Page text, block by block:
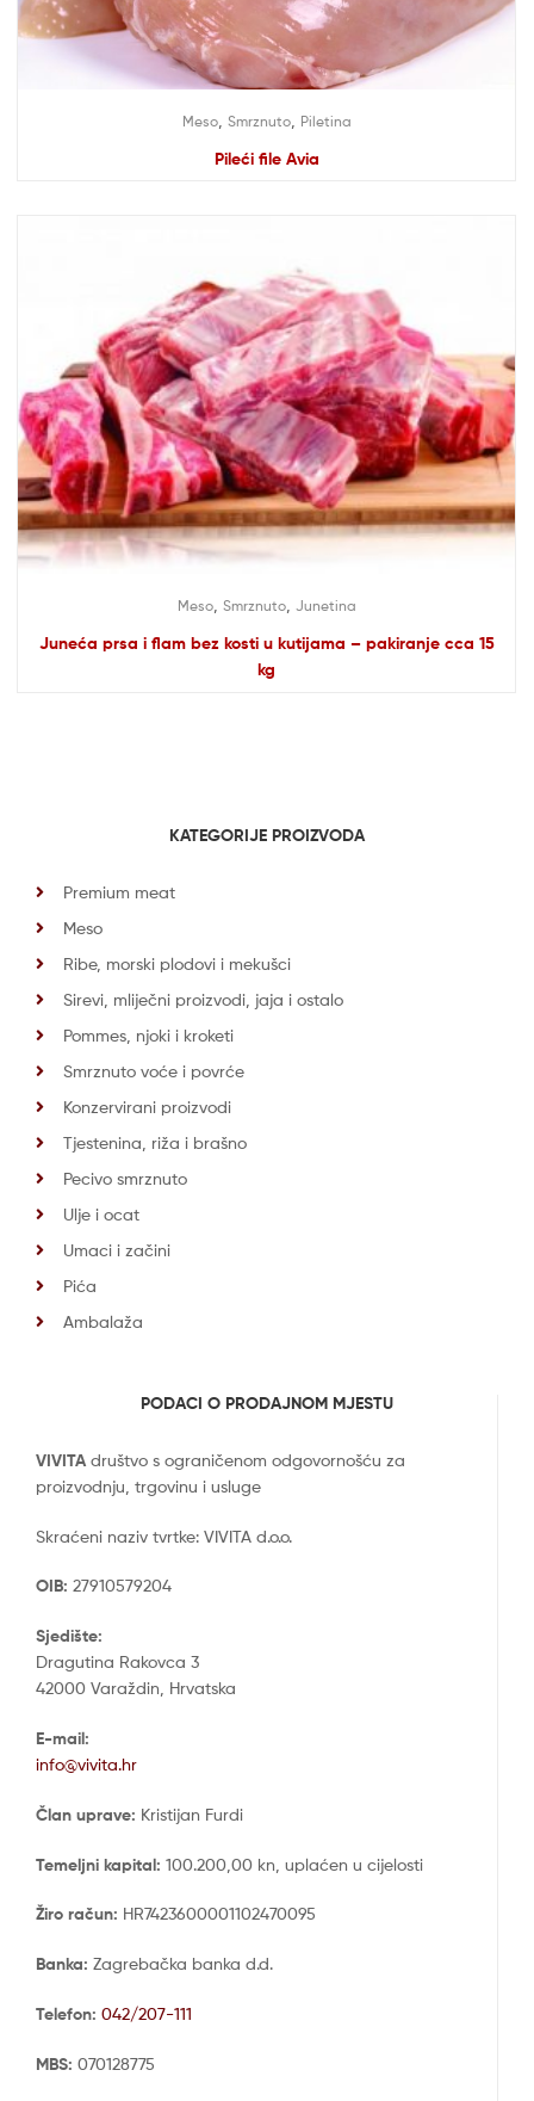
Meso, Smrznuto, Piletina
Pileći file Avia
Meso, Smrznuto, Junetina
Juneća prsa i flam bez kosti u kutijama – pakiranje cca 15
kg
KATEGORIJE PROIZVODA
Premium meat
Meso
Ribe, morski plodovi i mekušci
Sirevi, mliječni proizvodi, jaja i ostalo
Pommes, njoki i kroketi
Smrznuto voće i povrće
Konzervirani proizvodi
Tjestenina, riža i brašno
Pecivo smrznuto
Ulje i ocat
Umaci i začini
Pića
Ambalaža
PODACI O PRODAJNOM MJESTU
VIVITA društvo s ograničenom odgovornošću za
proizvodnju, trgovinu i usluge
Skraćeni naziv tvrtke: VIVITA d.o.o.
OIB: 27910579204
Sjedište:
Dragutina Rakovca 3
42000 Varaždin, Hrvatska
E-mail:
info@vivita.hr
Član uprave: Kristijan Furdi
Temeljni kapital: 100.200,00 kn, uplaćen u cijelosti
Žiro račun: HR7423600001102470095
Banka: Zagrebačka banka d.d.
Telefon: 042/207-111
MBS: 070128775